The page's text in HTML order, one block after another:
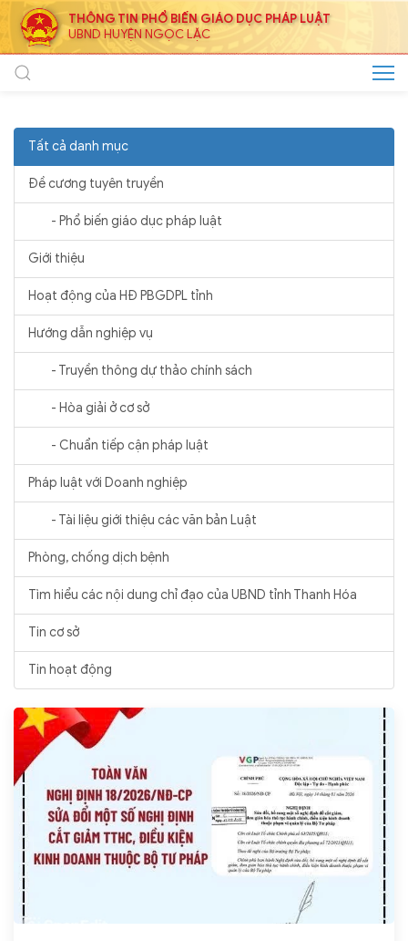
THÔNG TIN PHỔ BIẾN GIÁO DỤC PHÁP LUẬT
UBND HUYỆN NGỌC LẶC
Tất cả danh mục
Đề cương tuyên truyền
- Phổ biến giáo dục pháp luật
Giới thiệu
Hoạt động của HĐ PBGDPL tỉnh
Hướng dẫn nghiệp vụ
- Truyền thông dự thảo chính sách
- Hòa giải ở cơ sở
- Chuẩn tiếp cận pháp luật
Pháp luật với Doanh nghiệp
- Tài liệu giới thiệu các văn bản Luật
Phòng, chống dịch bệnh
Tìm hiểu các nội dung chỉ đạo của UBND tỉnh Thanh Hóa
Tin cơ sở
Tin hoạt động